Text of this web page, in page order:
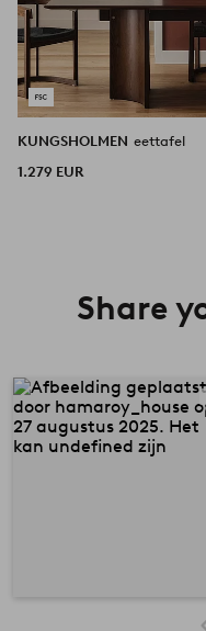
KUNGSHOLMEN eettafel
1.279 EUR
Share